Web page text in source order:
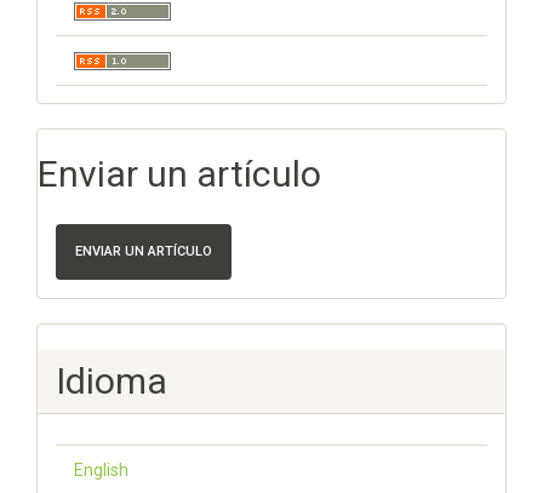
Enviar un artículo
ENVIAR UN ARTÍCULO
Idioma
English